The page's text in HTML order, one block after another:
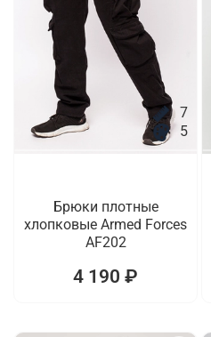
7
5
Брюки плотные
хлопковые Armed Forces
AF202
4 190 ₽